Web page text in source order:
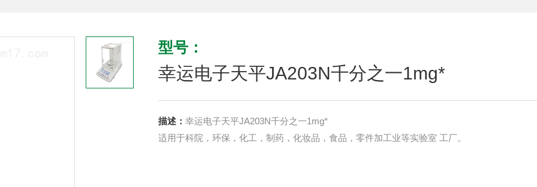
型号：
幸运电子天平JA203N千分之一1mg*
描述： 幸运电子天平JA203N千分之一1mg*
适用于科院，环保，化工，制药，化妆品，食品，零件加工业等实验室 工厂。